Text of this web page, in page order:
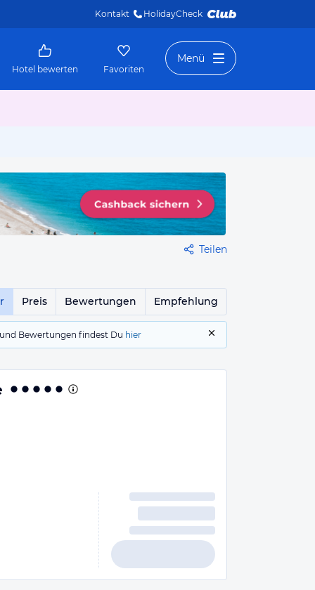
Kontakt HolidayCheck
Hotel bewerten Favoriten
Menü
Teilen
Preis Bewertungen Empfehlung
Bewertungen findest Du hier